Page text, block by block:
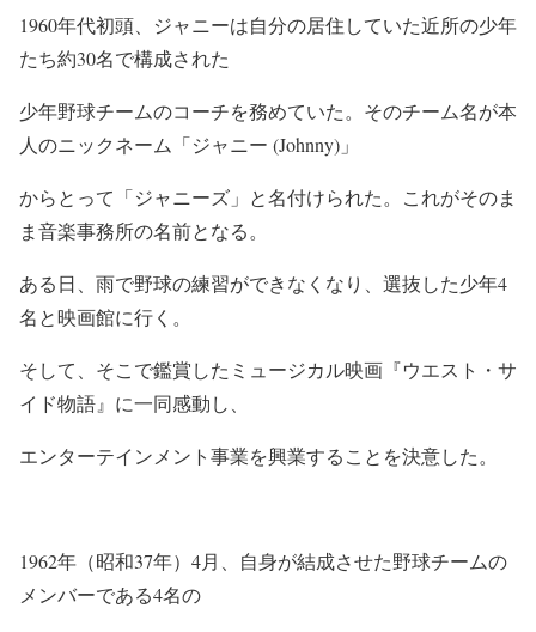
1960年代初頭、ジャニーは自分の居住していた近所の少年
たち約30名で構成された
少年野球チームのコーチを務めていた。そのチーム名が本
人のニックネーム「ジャニー (Johnny)」
からとって「ジャニーズ」と名付けられた。これがそのま
ま音楽事務所の名前となる。
ある日、雨で野球の練習ができなくなり、選抜した少年4
名と映画館に行く。
そして、そこで鑑賞したミュージカル映画『ウエスト・サ
イド物語』に一同感動し、
エンターテインメント事業を興業することを決意した。
1962年（昭和37年）4月、自身が結成させた野球チームの
メンバーである4名の